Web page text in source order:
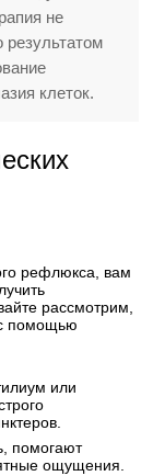
не
результатом
клеток.
рефлюкса, вам
рассмотрим,
помощью
или
помогают
ощущения.